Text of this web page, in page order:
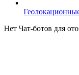
Нет Чат-ботов для